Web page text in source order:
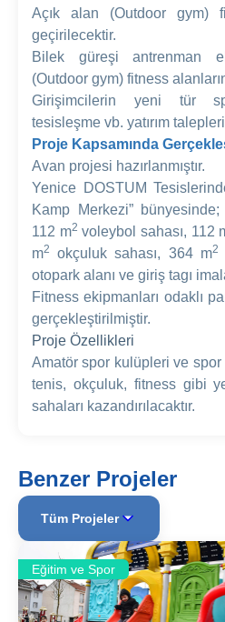
Açık alan (Outdoor gym)
geçirilecektir.
Bilek güreşi antrenman
(Outdoor gym) fitness
Girişimcilerin yeni tür
tesisleşme vb. yatırım
Proje Kapsamında
Avan projesi hazırlanmıştır.
Yenice DOSTUM
Kamp Merkezi”
112 m2 voleybol sahası, 112
m2 okçuluk sahası, 364 m2
otopark alanı ve giriş tagı
Fitness ekipmanları odaklı
gerçekleştirilmiştir.
Proje Özellikleri
Amatör spor kulüpleri ve spor
tenis, okçuluk, fitness gibi
sahaları kazandırılacaktır.
Benzer Projeler
Tüm Projeler
Eğitim ve Spor